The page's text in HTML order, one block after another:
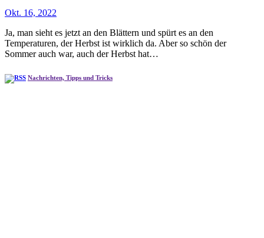
Okt. 16, 2022
Ja, man sieht es jetzt an den Blättern und spürt es an den
Temperaturen, der Herbst ist wirklich da. Aber so schön der
Sommer auch war, auch der Herbst hat…
Nachrichten, Tipps und Tricks